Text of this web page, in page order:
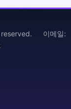
reserved. 이메일: